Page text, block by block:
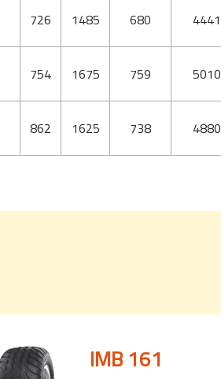
726 1485 680 4441
754 1675 759 5010
862 1625 738 4880
IMB 161